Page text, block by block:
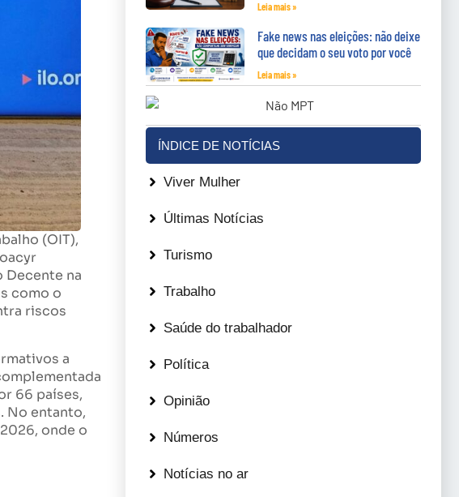
(OIT),
Decente na
como o
riscos
a
66 países,
No entanto,
onde o
Leia mais »
Fake news nas eleições: não deixe
que decidam o seu voto por você
Leia mais »
ÍNDICE DE NOTÍCIAS
Viver Mulher
Últimas Notícias
Turismo
Trabalho
Saúde do trabalhador
Política
Opinião
Números
Notícias no ar